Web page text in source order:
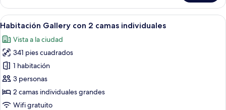
cuádruple
exclusiva
Abrir
todas
las
fotos
de
Habitación
Gallery
con
Habitación de hotel con dos camas,
6
Habitación Gallery con 2 camas individuales
Vista a la ciudad
341 pies cuadrados
1 habitación
3 personas
2 camas individuales grandes
Wifi gratuito